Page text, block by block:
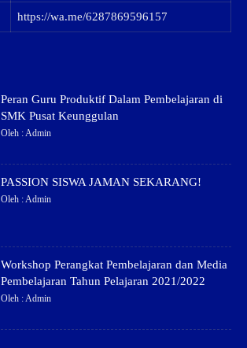
https://wa.me/6287869596157
Peran Guru Produktif Dalam Pembelajaran di
SMK Pusat Keunggulan
Oleh : Admin
PASSION SISWA JAMAN SEKARANG!
Oleh : Admin
Workshop Perangkat Pembelajaran dan Media
Pembelajaran Tahun Pelajaran 2021/2022
Oleh : Admin